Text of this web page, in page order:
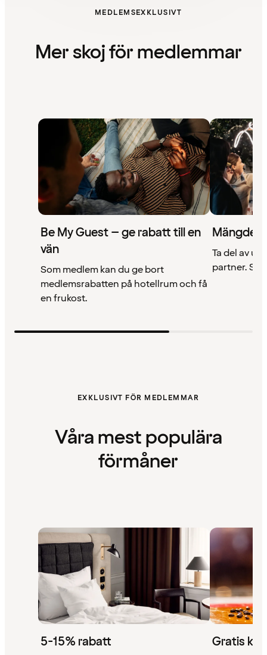
MEDLEMSEXKLUSIVT
Mer skoj för medlemmar
Be My Guest – ge rabatt till en
vän
Som medlem kan du ge bort
medlemsrabatten på hotellrum och få
en frukost.
Mängder
Ta del av
partner. Se
EXKLUSIVT FÖR MEDLEMMAR
Våra mest populära
förmåner
5-15% rabatt Gratis